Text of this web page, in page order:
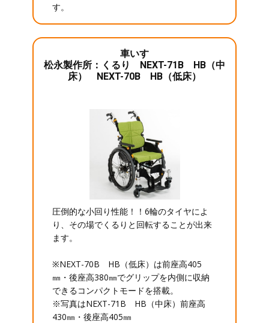
す。
車いす
松永製作所：くるり NEXT-71B HB（中
床） NEXT-70B HB（低床）
圧倒的な小回り性能！！6輪のタイヤによ
り、その場でくるりと回転することが出来
ます。
※NEXT-70B HB（低床）は前座高405
㎜・後座高380㎜でグリップを内側に収納
できるコンパクトモードを搭載。
※写真はNEXT-71B HB（中床）前座高
430㎜・後座高405㎜